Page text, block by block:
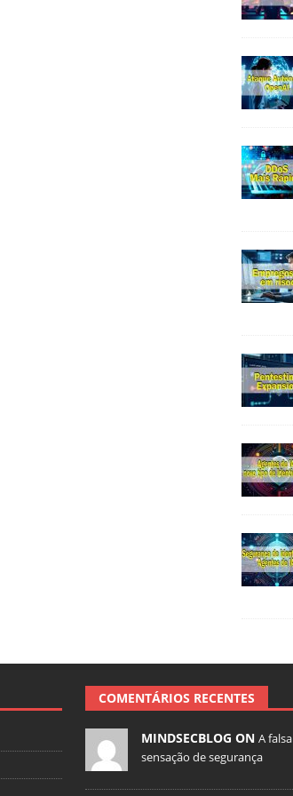
COMENTÁRIOS RECENTES
MINDSECBLOG ON A falsa
sensação de segurança